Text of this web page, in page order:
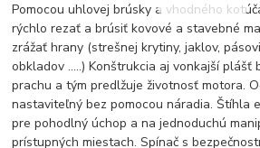
Pomocou uhlovej brúsky a vhodného
rýchlo rezať a brúsiť kovové a stavebné
zrážať hrany (strešnej krytiny, jaklov,
obkladov .....) Konštrukcia aj vonkajší plášť
prachu a tým predlžuje životnosť motora.
nastaviteľný bez pomocou náradia. Štíhla
pre pohodlný úchop a na jednoduchú
prístupných miestach. Spínač s